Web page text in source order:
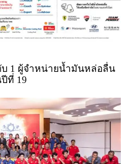
1 ผู้จำหน่ายน้ำมันหล่อลื่น
ที่ 19